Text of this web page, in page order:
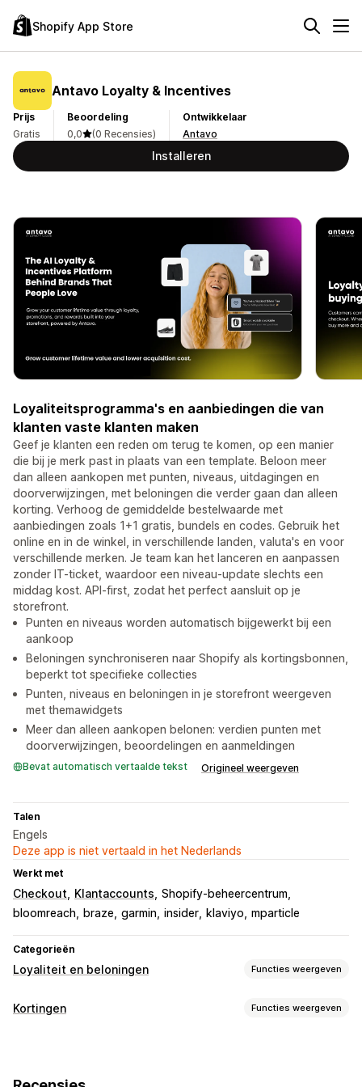
Shopify App Store
Antavo Loyalty & Incentives
Prijs
Gratis
Beoordeling
0,0
(0 Recensies)
Ontwikkelaar
Antavo
Installeren
Loyaliteitsprogramma's en aanbiedingen die van
klanten vaste klanten maken
Geef je klanten een reden om terug te komen, op een manier
die bij je merk past in plaats van een template. Beloon meer
dan alleen aankopen met punten, niveaus, uitdagingen en
doorverwijzingen, met beloningen die verder gaan dan alleen
korting. Verhoog de gemiddelde bestelwaarde met
aanbiedingen zoals 1+1 gratis, bundels en codes. Gebruik het
online en in de winkel, in verschillende landen, valuta's en voor
verschillende merken. Je team kan het lanceren en aanpassen
zonder IT-ticket, waardoor een niveau-update slechts een
middag kost. API-first, zodat het perfect aansluit op je
storefront.
Punten en niveaus worden automatisch bijgewerkt bij een
aankoop
Beloningen synchroniseren naar Shopify als kortingsbonnen,
beperkt tot specifieke collecties
Punten, niveaus en beloningen in je storefront weergeven
met themawidgets
Meer dan alleen aankopen belonen: verdien punten met
doorverwijzingen, beoordelingen en aanmeldingen
Bevat automatisch vertaalde tekst Origineel weergeven
Talen
Engels
Deze app is niet vertaald in het Nederlands
Werkt met
Checkout Klantaccounts Shopify-beheercentrum
bloomreach
braze garmin insider klaviyo mparticle
Categorieën
Loyaliteit en beloningen Functies weergeven
Soorten programma's
Kortingen Functies weergeven